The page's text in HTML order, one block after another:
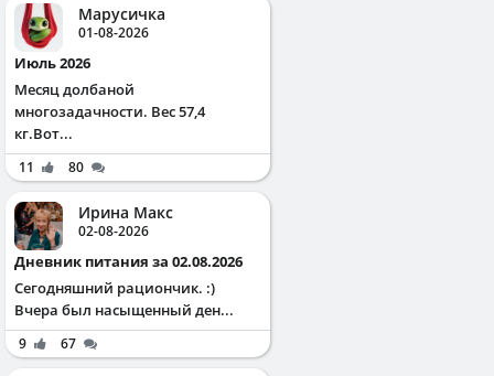
Марусичка
01-08-2026
Июль 2026
Месяц долбаной
многозадачности. Вес 57,4
кг.Вот...
11 80
Ирина Макс
02-08-2026
Дневник питания за 02.08.2026
Сегодняшний рациончик. :)
Вчера был насыщенный ден...
9 67